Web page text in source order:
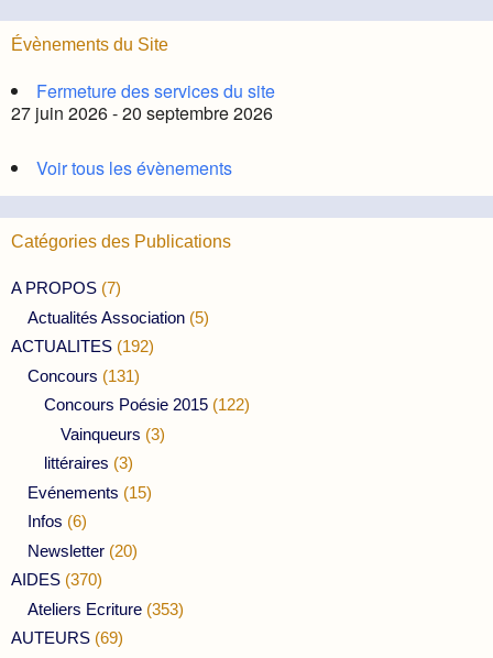
Évènements du Site
Fermeture des services du site
27 juin 2026 - 20 septembre 2026
Voir tous les évènements
Catégories des Publications
A PROPOS (7)
Actualités Association (5)
ACTUALITES (192)
Concours (131)
Concours Poésie 2015 (122)
Vainqueurs (3)
littéraires (3)
Evénements (15)
Infos (6)
Newsletter (20)
AIDES (370)
Ateliers Ecriture (353)
AUTEURS (69)